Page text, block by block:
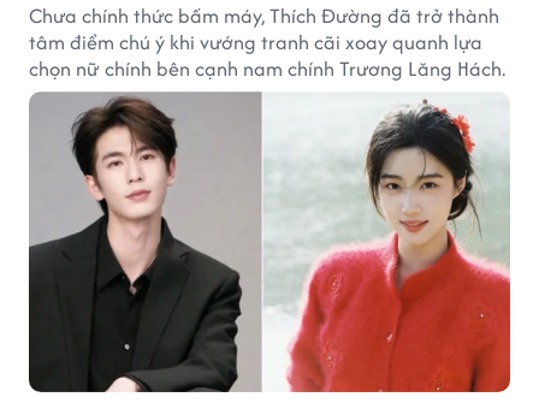
Chưa chính thức bấm máy, Thích Đường đã trở thành
tâm điểm chú ý khi vướng tranh cãi xoay quanh lựa
chọn nữ chính bên cạnh nam chính Trương Lăng Hách.